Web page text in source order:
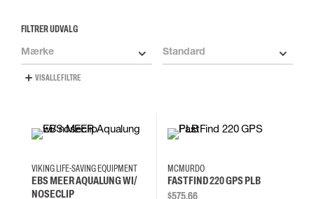
FILTRER UDVALG
Mærke Standard
VIS ALLE FILTRE
VIKING LIFE-SAVING EQUIPMENT
EBS MEER AQUALUNG WI/
NOSECLIP
MCMURDO
FASTFIND 220 GPS PLB
$575.66